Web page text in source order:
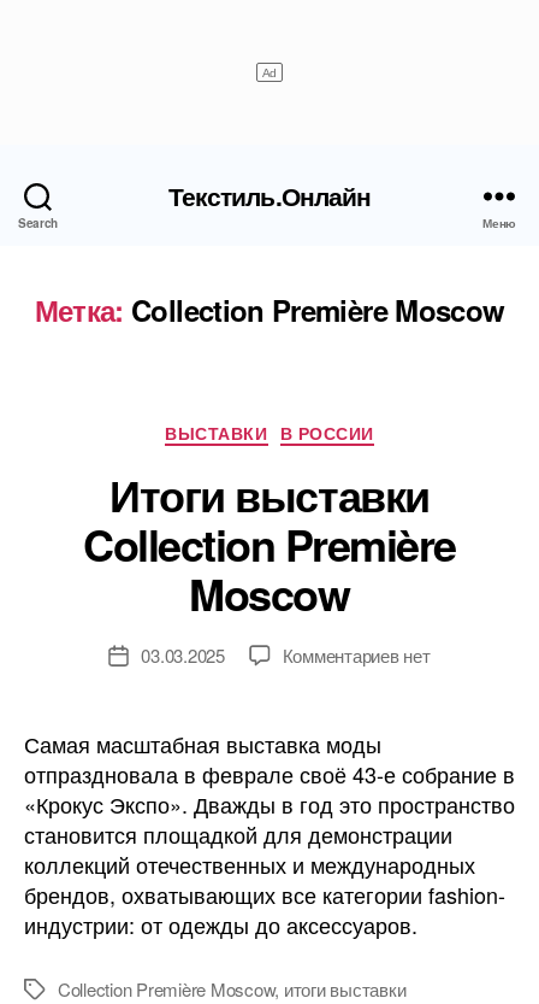
Search
Текстиль.Онлайн
Меню
Метка: Collection Première Moscow
Рубрики
ВЫСТАВКИ В РОССИИ
Итоги выставки
Collection Première
Moscow
Дата03.03.2025 Комментариевк
Première
Moscow
нет
Самая масштабная выставка моды
отпраздновала в феврале своё 43-е собрание в
«Крокус Экспо». Дважды в год это пространство
становится площадкой для демонстрации
коллекций отечественных и международных
брендов, охватывающих все категории fashion-
индустрии: от одежды до аксессуаров.
МеткиCollection Première Moscow, итоги выставки